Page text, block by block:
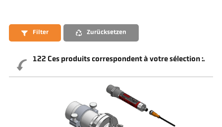
Filter Zurücksetzen
122 Ces produits correspondent à votre sélection :.